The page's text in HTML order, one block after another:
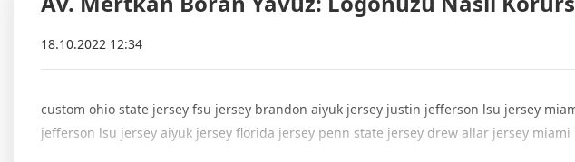
18.10.2022 12:34
custom ohio state jersey fsu jersey brandon aiyuk jersey justin jefferson lsu jersey
jefferson lsu jersey aiyuk jersey florida jersey penn state jersey drew allar jersey